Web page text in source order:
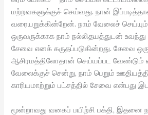
மற்றவகளுக்குச் செய்வது. நான்
வரையறுக்கின்றேன். நாம் வேலைச்
ஒருவருக்காக நாம் நல்லிதயத்துடன் உவந்து
சேவை எனக் கருதப்படுகின்றது. சேவை
ஆசிரமத்திலோதான் செய்யப்பட
வேலைக்குச் சென்று, நாம் பெறும்
காரியமாற்றும் பட்சத்தில் சேவை என்பது
மூன்றாவது வகைப் பயிற்சி பக்தி, இதனை